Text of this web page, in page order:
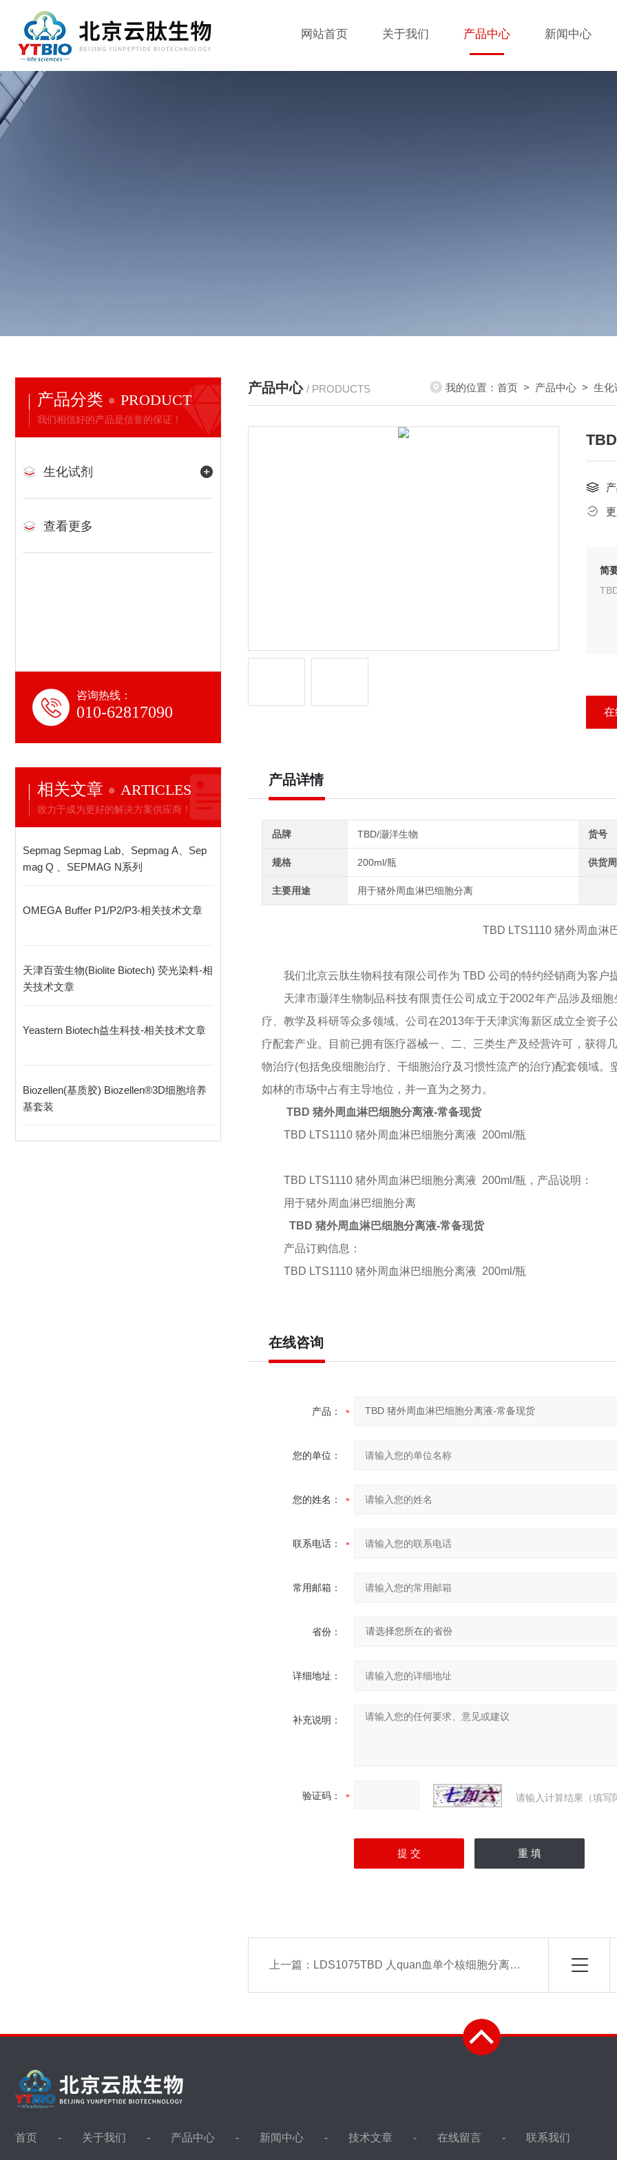
网站首页 关于我们 产品中心 新闻中心
产品分类 PRODUCT
我们相信好的产品是信誉的保证！
生化试剂
查看更多
咨询热线：
010-62817090
相关文章 ARTICLES
致力于成为更好的解决方案供应商！
Sepmag Sepmag Lab、Sepmag A、Sep
mag Q 、SEPMAG N系列
OMEGA Buffer P1/P2/P3-相关技术文章
天津百萤生物(Biolite Biotech) 荧光染料-相
关技术文章
Yeastern Biotech益生科技-相关技术文章
Biozellen(基质胶) Biozellen®3D细胞培养
基套装
产品中心 / PRODUCTS 我的位置： 首页 > 产品中心 > 生化
简
在
产品详情
品牌 TBD/灏洋生物 货号
规格 200ml/瓶 供货
主要用途 用于猪外周血淋巴细胞分离
TBD LTS1110 猪外周血淋
我们北京云肽生物科技有限公司作为 TBD 公司的特约经销商为客户
天津市灏洋生物制品科技有限责任公司成立于2002年产品涉及细
疗、教学及科研等众多领域。公司在2013年于天津滨海新区成立全资子
疗配套产业。目前已拥有医疗器械一、二、三类生产及经营许可，获得
物治疗(包括免疫细胞治疗、干细胞治疗及习惯性流产的治疗)配套领域
如林的市场中占有主导地位，并一直为之努力。
TBD 猪外周血淋巴细胞分离液-常备现货
TBD LTS1110 猪外周血淋巴细胞分离液 200ml/瓶
TBD LTS1110 猪外周血淋巴细胞分离液 200ml/瓶，产品说明：
用于猪外周血淋巴细胞分离
TBD 猪外周血淋巴细胞分离液-常备现货
产品订购信息：
TBD LTS1110 猪外周血淋巴
在线咨询
产品：
您的单位：
您的姓名：
联系电话：
常用邮箱：
省份：
详细地址：
补充说明：
验证码： 请输入计算结果（填写
上一篇： LDS1075TBD 人quan血单个核细胞分离液(FICOLL配制)
首页 关于我们 产品中心 新闻中心 技术文章 在线留言 联系我们